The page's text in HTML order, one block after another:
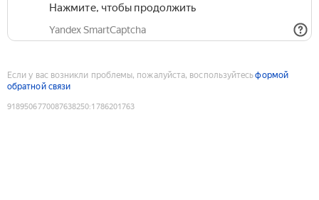
Нажмите, чтобы продолжить
Yandex SmartCaptcha
Если у вас возникли проблемы, пожалуйста, воспользуйтесьформой
обратной связи
9189506770087638250:1786201763